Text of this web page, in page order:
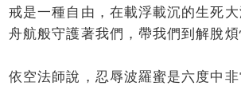
戒是一種自由，在載浮載沉的生死
舟航般守護著我們，帶我們到解脫煩
依空法師說，忍辱波羅蜜是六度中非